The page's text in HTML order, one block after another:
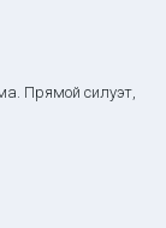
Прямой силуэт,